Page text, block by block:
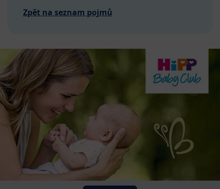
Zpět na seznam pojmů